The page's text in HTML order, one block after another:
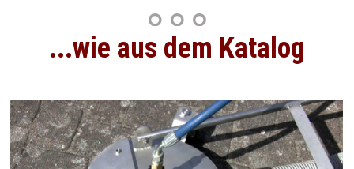
...wie aus dem Katalog